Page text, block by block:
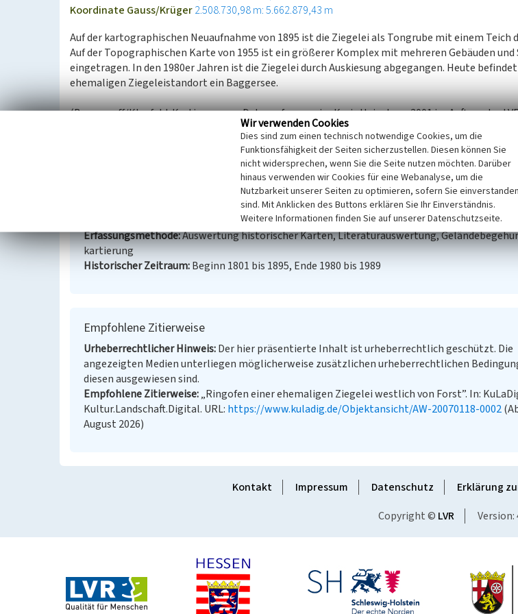
Koordinate Gauss/Krüger2.508.730,98 m: 5.662.879,43 m
Auf der kartographischen Neuaufnahme von 1895 ist die Ziegelei als Tongrube mit einem Teich
Auf der Topographischen Karte von 1955 ist ein größerer Komplex mit mehreren Gebäuden und
eingetragen. In den 1980er Jahren ist die Ziegelei durch Auskiesung abgegangen. Heute
ehemaligen Ziegeleistandort ein Baggersee.
(Burggraaff/Kleefeld: Kartierung zur Datenerfassung im Kreis Heinsberg 2001 im Auftrag des
Ringofen einer ehemaligen Ziegelei westlich von Forst
Baggersee Ziegelei
Kulturlandschaftspflege, Landeskunde
i.d.R. 1:5.000 (größer als 1:20.000)
Erfassungsmethode Auswertung historischer Karten, Literaturauswertung,
kartierung
Historischer Zeitraum Beginn 1801 bis 1895, Ende 1980 bis 1989
Empfohlene Zitierweise
Urheberrechtlicher Hinweis Der hier präsentierte Inhalt ist urheberrechtlich geschützt. Die
angezeigten Medien unterliegen möglicherweise zusätzlichen urheberrechtlichen
diesen ausgewiesen sind.
Empfohlene Zitierweise „Ringofen einer ehemaligen Ziegelei westlich von Forst”. In:
Kultur.Landschaft.Digital. URL: https://www.kuladig.de/Objektansicht/AW-20070118-0002
August 2026)
Kontakt Impressum Datenschutz Erklärung
Copyright © LVR Version:
Wir verwenden Cookies
Dies sind zum einen technisch notwendige Cookies, um die
Funktionsfähigkeit der Seiten sicherzustellen. Diesen können Sie
nicht widersprechen, wenn Sie die Seite nutzen möchten. Darüber
hinaus verwenden wir Cookies für eine Webanalyse, um die
Nutzbarkeit unserer Seiten zu optimieren, sofern Sie einverstanden
sind. Mit Anklicken des Buttons erklären Sie Ihr Einverständnis.
Weitere Informationen finden Sie auf unserer Datenschutzseite.